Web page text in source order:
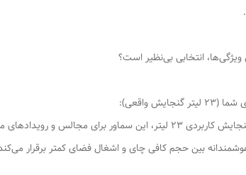
با حجم اسمی 30 لیتر و گنجایش کاربردی 23 لیتر، این
بین حجم کافی چای و اشغال فضای کمتر برقرار